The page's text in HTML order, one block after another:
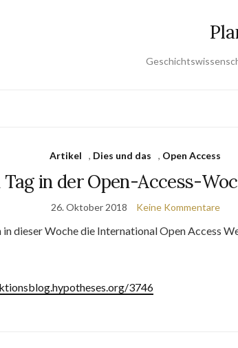
Artikel , Dies und das , Open Access
Tag in der Open-Access-
26. Oktober 2018 Keine Kommentare
dieser Woche die International Open Access
3746